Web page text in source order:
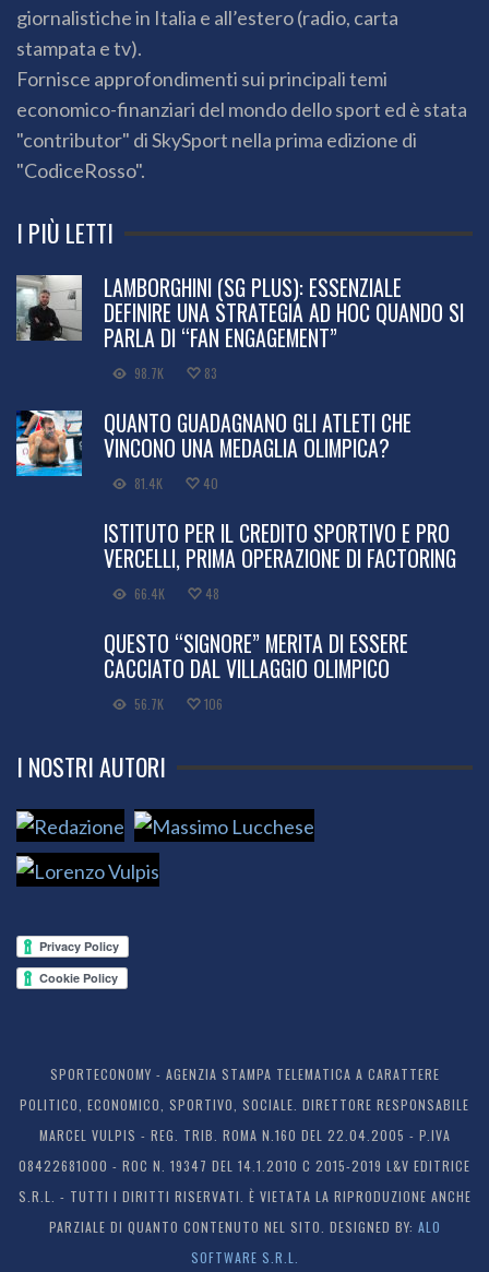
giornalistiche in Italia e all’estero (radio, carta
stampata e tv).
Fornisce approfondimenti sui principali temi
economico-finanziari del mondo dello sport ed è stata
"contributor" di SkySport nella prima edizione di
"CodiceRosso".
I PIÙ LETTI
LAMBORGHINI (SG PLUS): ESSENZIALE
DEFINIRE UNA STRATEGIA AD HOC QUANDO SI
PARLA DI “FAN ENGAGEMENT”
98.7K 83
QUANTO GUADAGNANO GLI ATLETI CHE
VINCONO UNA MEDAGLIA OLIMPICA?
81.4K 40
ISTITUTO PER IL CREDITO SPORTIVO E PRO
VERCELLI, PRIMA OPERAZIONE DI FACTORING
66.4K 48
QUESTO “SIGNORE” MERITA DI ESSERE
CACCIATO DAL VILLAGGIO OLIMPICO
56.7K 106
I NOSTRI AUTORI
SPORTECONOMY - AGENZIA STAMPA TELEMATICA A CARATTERE
POLITICO, ECONOMICO, SPORTIVO, SOCIALE. DIRETTORE RESPONSABILE
MARCEL VULPIS - REG. TRIB. ROMA N.160 DEL 22.04.2005 - P.IVA
08422681000 - ROC N. 19347 DEL 14.1.2010 C 2015-2019 L&V EDITRICE
S.R.L. - TUTTI I DIRITTI RISERVATI. È VIETATA LA RIPRODUZIONE ANCHE
PARZIALE DI QUANTO CONTENUTO NEL SITO. DESIGNED BY: ALO
SOFTWARE S.R.L.